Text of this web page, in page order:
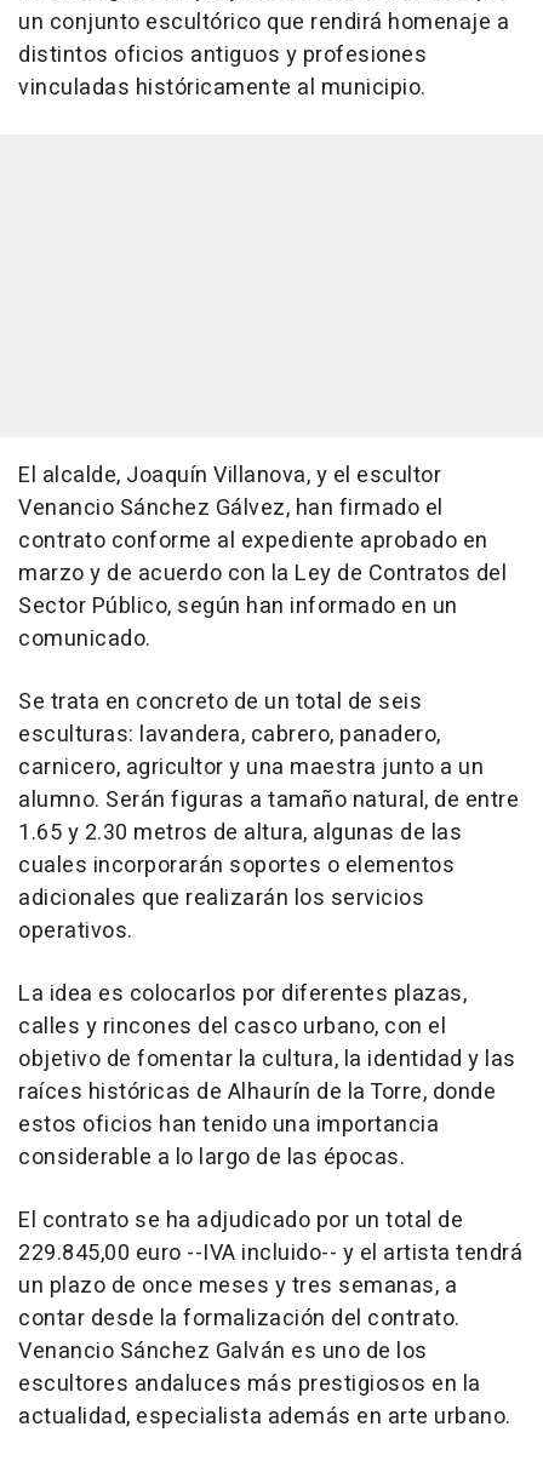
un conjunto escultórico que rendirá homenaje a
distintos oficios antiguos y profesiones
vinculadas históricamente al municipio.
El alcalde, Joaquín Villanova, y el escultor
Venancio Sánchez Gálvez, han firmado el
contrato conforme al expediente aprobado en
marzo y de acuerdo con la Ley de Contratos del
Sector Público, según han informado en un
comunicado.
Se trata en concreto de un total de seis
esculturas: lavandera, cabrero, panadero,
carnicero, agricultor y una maestra junto a un
alumno. Serán figuras a tamaño natural, de entre
1.65 y 2.30 metros de altura, algunas de las
cuales incorporarán soportes o elementos
adicionales que realizarán los servicios
operativos.
La idea es colocarlos por diferentes plazas,
calles y rincones del casco urbano, con el
objetivo de fomentar la cultura, la identidad y las
raíces históricas de Alhaurín de la Torre, donde
estos oficios han tenido una importancia
considerable a lo largo de las épocas.
El contrato se ha adjudicado por un total de
229.845,00 euro --IVA incluido-- y el artista tendrá
un plazo de once meses y tres semanas, a
contar desde la formalización del contrato.
Venancio Sánchez Galván es uno de los
escultores andaluces más prestigiosos en la
actualidad, especialista además en arte urbano.